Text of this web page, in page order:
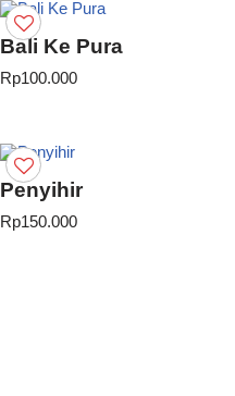
Bali Ke Pura
Rp100.000
Penyihir
Rp150.000